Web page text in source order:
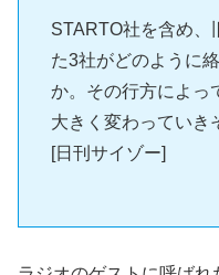
STARTO社を含め、
た3社がどのように
か。その行方によっ
大きく変わっていき
[日刊サイゾー]